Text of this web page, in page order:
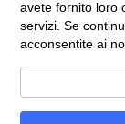
Cookie Policy
Privacy Policy
avete fornito loro
servizi. Se
acconsentite ai